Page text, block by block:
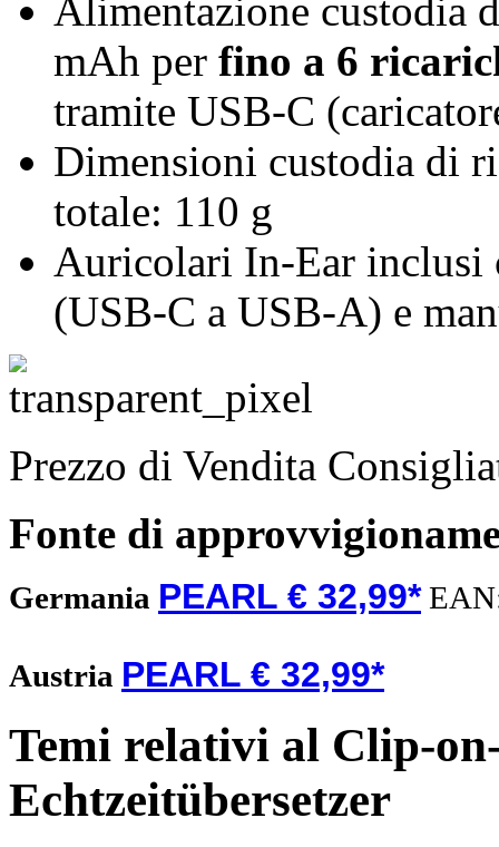
Alimentazione custodia
mAh per fino a 6
tramite USB-C
Dimensioni custodia di
totale: 110 g
Auricolari In-Ear inclusi
(USB-C a USB-A) e
Prezzo di Vendita
Fonte di
Germania PEARL € 32,99*
Austria PEARL € 32,99*
Temi relativi al Clip-
Echtzeitübersetzer